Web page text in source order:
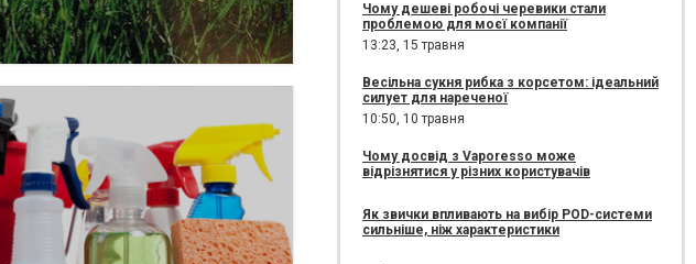
Чому дешеві робочі черевики стали
проблемою для моєї компанії
13:23, 15 травня
Весільна сукня рибка з корсетом: ідеальний
силует для нареченої
10:50, 10 травня
Чому досвід з Vaporesso може
відрізнятися у різних користувачів
Як звички впливають на вибір POD-системи
сильніше, ніж характеристики